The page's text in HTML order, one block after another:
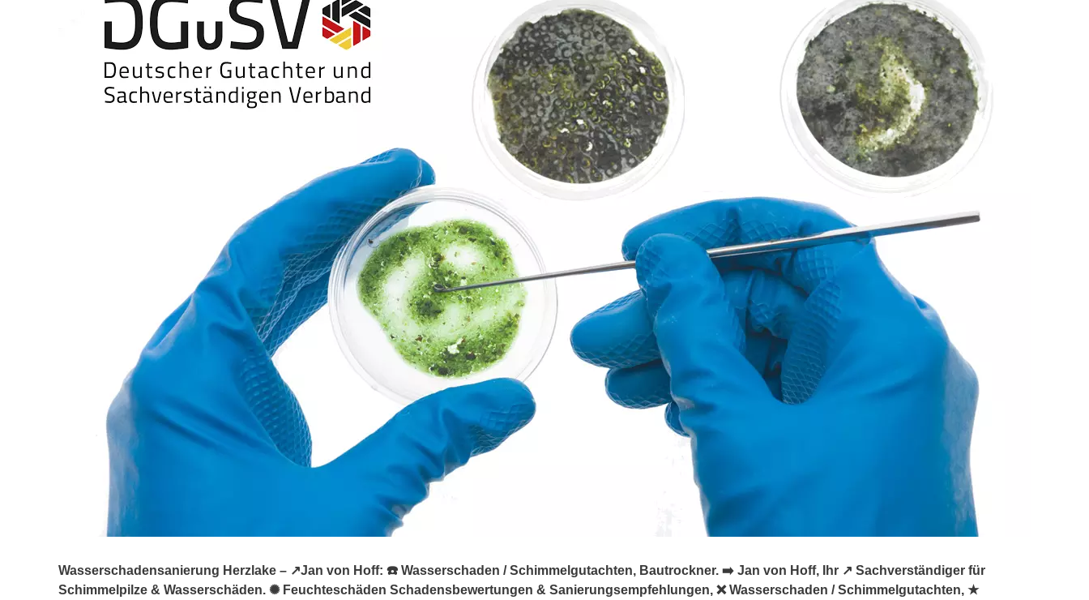
Wasserschadensanierung Herzlake – ↗️Jan von Hoff: ☎️ Wasserschaden / Schimmelgutachten, Bautrockner. ➡️ Jan von Hoff, Ihr ↗️ Sachverständiger für
Schimmelpilze & Wasserschäden. ✺ Feuchteschäden Schadensbewertungen & Sanierungsempfehlungen, ❌ Wasserschaden / Schimmelgutachten, ★